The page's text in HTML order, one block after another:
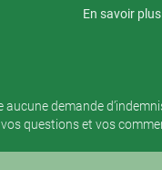
En savoir plus
demande
questions et vos